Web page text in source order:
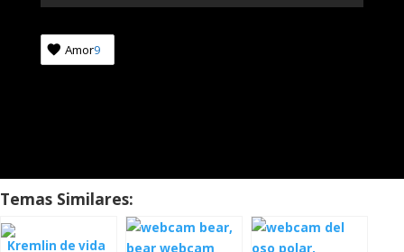
Amor9
Temas Similares:
Kremlin de vida